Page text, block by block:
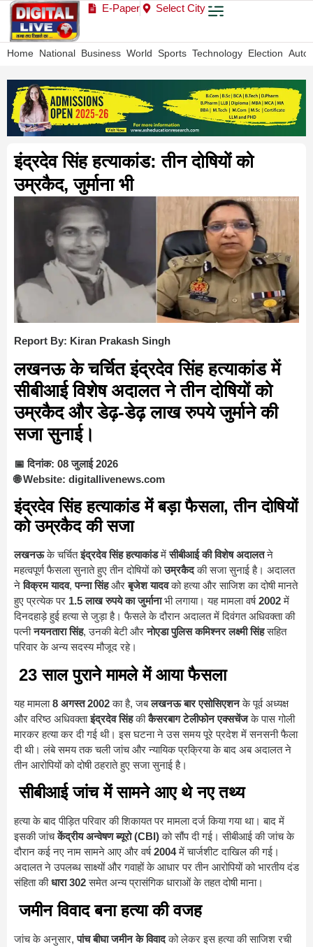
E-Paper Select City
Home National Business World Sports Technology Election Auto
इंद्रदेव सिंह हत्याकांड: तीन दोषियों को
उम्रकैद, जुर्माना भी
Report By: Kiran Prakash Singh
लखनऊ के चर्चित इंद्रदेव सिंह हत्याकांड में
सीबीआई विशेष अदालत ने तीन दोषियों को
उम्रकैद और डेढ़-डेढ़ लाख रुपये जुर्माने की
सजा सुनाई।
📅 दिनांक: 08 जुलाई 2026
🌐 Website: digitallivenews.com
इंद्रदेव सिंह हत्याकांड में बड़ा फैसला, तीन दोषियों
को उम्रकैद की सजा
लखनऊके चर्चितइंद्रदेव सिंह हत्याकांडमेंसीबीआई की विशेष अदालतने
महत्वपूर्ण फैसला सुनाते हुए तीन दोषियों कोउम्रकैदकी सजा सुनाई है। अदालत
नेविक्रम यादव,पन्ना सिंहऔरबृजेश यादवको हत्या और साजिश का दोषी मानते
हुए प्रत्येक पर 1.5 लाख रुपये का जुर्मानाभी लगाया। यह मामला वर्ष2002में
दिनदहाड़े हुई हत्या से जुड़ा है। फैसले के दौरान अदालत में दिवंगत अधिवक्ता की
पत्नीनयनतारा सिंह, उनकी बेटी औरनोएडा पुलिस कमिश्नर लक्ष्मी सिंहसहित
परिवार के अन्य सदस्य मौजूद रहे।
23 साल पुराने मामले में आया फैसला
यह मामला8 अगस्त 2002का है, जबलखनऊ बार एसोसिएशनके पूर्व अध्यक्ष
और वरिष्ठ अधिवक्ताइंद्रदेव सिंहकीकैसरबाग टेलीफोन एक्सचेंजके पास गोली
मारकर हत्या कर दी गई थी। इस घटना ने उस समय पूरे प्रदेश में सनसनी फैला
दी थी। लंबे समय तक चली जांच और न्यायिक प्रक्रिया के बाद अब अदालत ने
तीन आरोपियों को दोषी ठहराते हुए सजा सुनाई है।
सीबीआई जांच में सामने आए थे नए तथ्य
हत्या के बाद पीड़ित परिवार की शिकायत पर मामला दर्ज किया गया था। बाद में
इसकी जांचकेंद्रीय अन्वेषण ब्यूरो (CBI)को सौंप दी गई। सीबीआई की जांच के
दौरान कई नए नाम सामने आए और वर्ष2004में चार्जशीट दाखिल की गई।
अदालत ने उपलब्ध साक्ष्यों और गवाहों के आधार पर तीन आरोपियों को भारतीय दंड
संहिता कीधारा 302समेत अन्य प्रासंगिक धाराओं के तहत दोषी माना।
जमीन विवाद बना हत्या की वजह
जांच के अनुसार,पांच बीघा जमीन के विवादको लेकर इस हत्या की साजिश रची